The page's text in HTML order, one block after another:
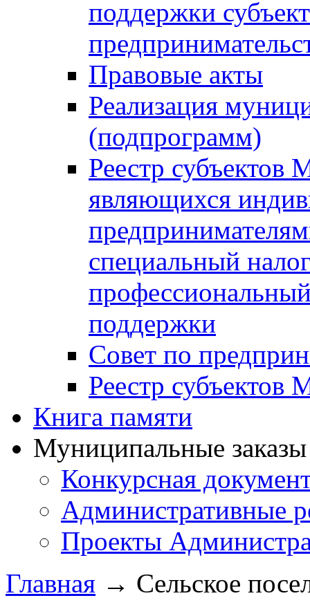
поддержки
Правовые акты
Реализация
(подпрограмм)
Реестр
являющихся
специальный
поддержки
Совет по
Реестр
Книга памяти
Муниципальные
Конкурсная
Административные
Проекты
Главная → Сельское